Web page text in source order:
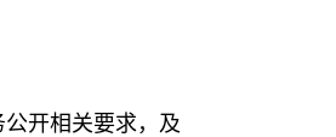
开相关要求，及